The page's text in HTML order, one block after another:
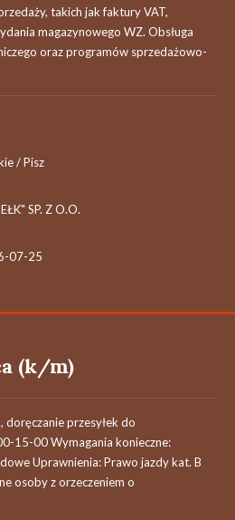
takich jak faktury VAT,
magazynowego WZ. Obsługa
oraz programów sprzedażowo-
/ Pisz
SP. Z O.O.
07-25
(k/m)
doręczanie przesyłek do
15-00 Wymagania konieczne:
Uprawnienia: Prawo jazdy kat. B
osoby z orzeczeniem o